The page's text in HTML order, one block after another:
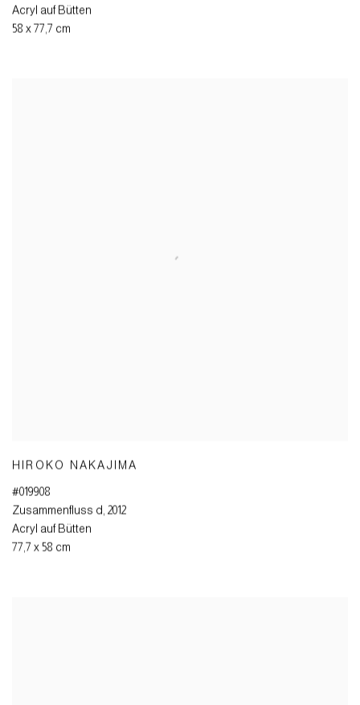
Acryl auf Bütten
58 x 77,7 cm
HIROKO NAKAJIMA
#019908
Zusammenfluss d, 2012
Acryl auf Bütten
77,7 x 58 cm